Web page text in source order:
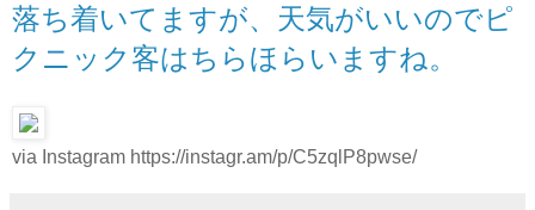
落ち着いてますが、天気がいいのでピ
クニック客はちらほらいますね。
via Instagram https://instagr.am/p/C5zqlP8pwse/